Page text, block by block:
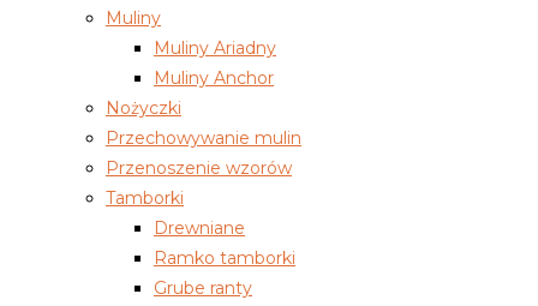
Muliny
Muliny Ariadny
Muliny Anchor
Nożyczki
Przechowywanie mulin
Przenoszenie wzorów
Tamborki
Drewniane
Ramko tamborki
Grube ranty